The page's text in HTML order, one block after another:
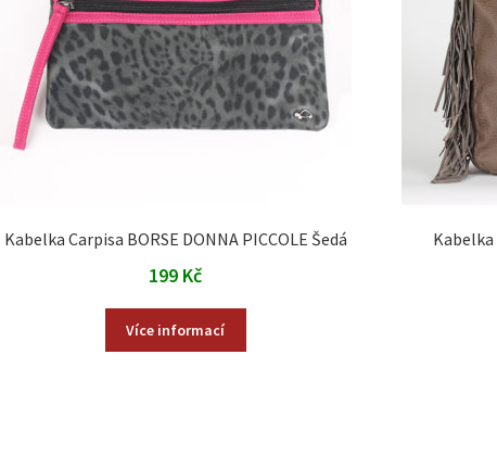
Kabelka Carpisa BORSE DONNA PICCOLE Šedá
199 Kč
Více informací
Kabelka